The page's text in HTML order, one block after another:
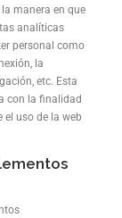
manera en que
analíticas
personal como
la
etc. Esta
con la finalidad
uso de la web